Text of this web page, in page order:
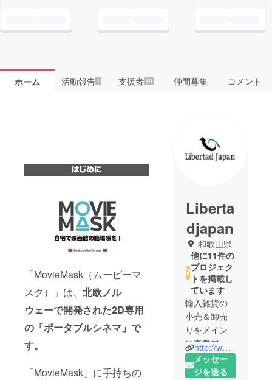
ホーム 活動報告1 支援者40 仲間募集 コメント
「MovieMask（ムービーマ
スク）」は、 北欧ノル
ウェーで開発された2D専用
の「ポータブルシネマ」で
す。
「MovieMask」に手持ちの
Liberta
djapan
和歌山県
他に11件の
プロジェク
トを掲載し
ています
輸入雑貨の
小売＆卸売
りをメイン
に事業展開
しておりま
す。
http://www.libertad-japan.jp/
メッセー
ジを送る